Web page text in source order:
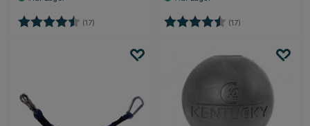
Bewertung: (17) 4.4 von 5 SternenBewertung: (17)